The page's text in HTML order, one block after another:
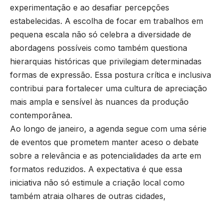
experimentação e ao desafiar percepções
estabelecidas. A escolha de focar em trabalhos em
pequena escala não só celebra a diversidade de
abordagens possíveis como também questiona
hierarquias históricas que privilegiam determinadas
formas de expressão. Essa postura crítica e inclusiva
contribui para fortalecer uma cultura de apreciação
mais ampla e sensível às nuances da produção
contemporânea.
Ao longo de janeiro, a agenda segue com uma série
de eventos que prometem manter aceso o debate
sobre a relevância e as potencialidades da arte em
formatos reduzidos. A expectativa é que essa
iniciativa não só estimule a criação local como
também atraia olhares de outras cidades,